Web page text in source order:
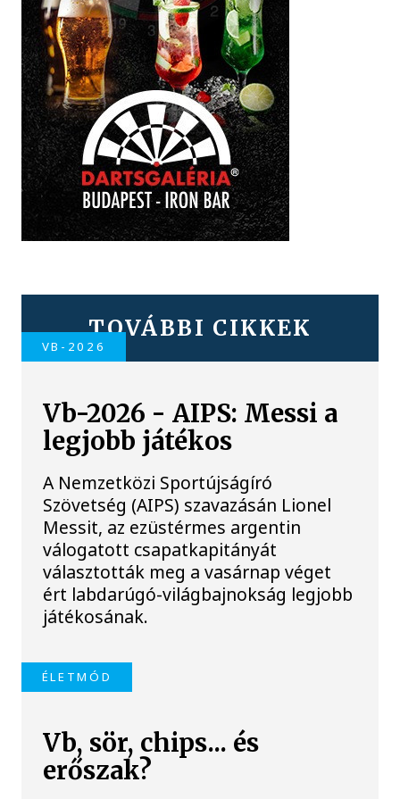
TOVÁBBI CIKKEK
VB-2026
Vb-2026 - AIPS: Messi a
legjobb játékos
A Nemzetközi Sportújságíró
Szövetség (AIPS) szavazásán Lionel
Messit, az ezüstérmes argentin
válogatott csapatkapitányát
választották meg a vasárnap véget
ért labdarúgó-világbajnokság legjobb
játékosának.
ÉLETMÓD
Vb, sör, chips... és
erőszak?